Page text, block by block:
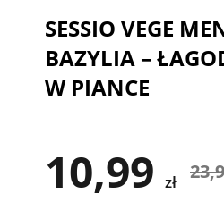
SESSIO VEGE
BAZYLIA –
W PIANCE
10,99 zł